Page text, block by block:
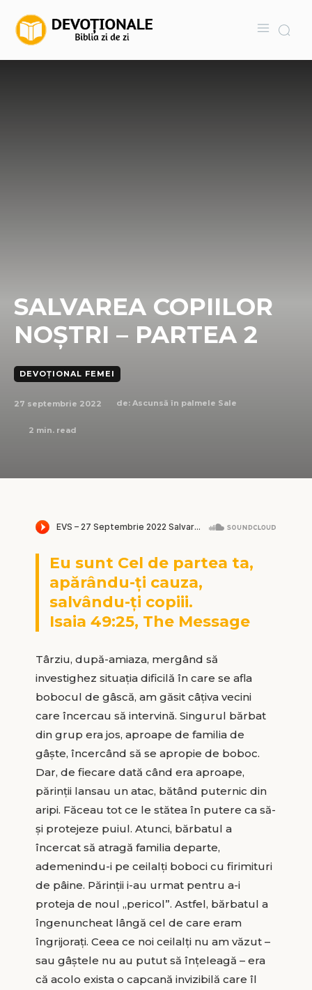
SALVAREA COPIILOR
NOȘTRI – PARTEA 2
DEVOȚIONAL FEMEI
27 septembrie 2022 de: Ascunsă în palmele Sale
2 min. read
Eu sunt Cel de partea ta,
apărându-ți cauza,
salvându-ți copiii.
Isaia 49:25, The Message
Târziu, după-amiaza, mergând să
investighez situația dificilă în care se afla
bobocul de gâscă, am găsit câțiva vecini
care încercau să intervină. Singurul bărbat
din grup era jos, aproape de familia de
gâște, încercând să se apropie de boboc.
Dar, de fiecare dată când era aproape,
părinții lansau un atac, bătând puternic din
aripi. Făceau tot ce le stătea în putere ca să-
și protejeze puiul. Atunci, bărbatul a
încercat să atragă familia departe,
ademenindu-i pe ceilalți boboci cu firimituri
de pâine. Părinții i-au urmat pentru a-i
proteja de noul „pericol”. Astfel, bărbatul a
îngenuncheat lângă cel de care eram
îngrijorați. Ceea ce noi ceilalți nu am văzut –
sau gâștele nu au putut să înțeleagă – era
că acolo exista o capcană invizibilă care îl